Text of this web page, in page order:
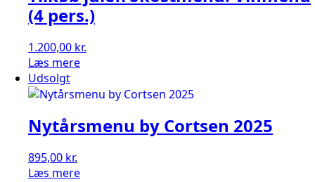
(4 pers.)
1.200,00 kr.
Læs mere
Udsolgt
Nytårsmenu by Cortsen 2025
895,00 kr.
Læs mere